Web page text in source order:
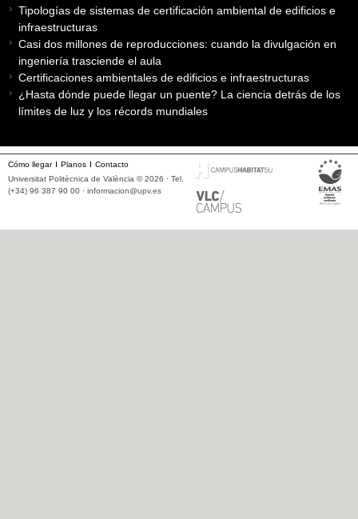
Tipologías de sistemas de certificación ambiental de edificios e
infraestructuras
Casi dos millones de reproducciones: cuando la divulgación en
ingeniería trasciende el aula
Certificaciones ambientales de edificios e infraestructuras
¿Hasta dónde puede llegar un puente? La ciencia detrás de los
límites de luz y los récords mundiales
Cómo llegar Planos
Contacto
Universitat Politècnica de València © 2026 · Tel.
(+34) 96 387 90 00 · informacion@upv.es